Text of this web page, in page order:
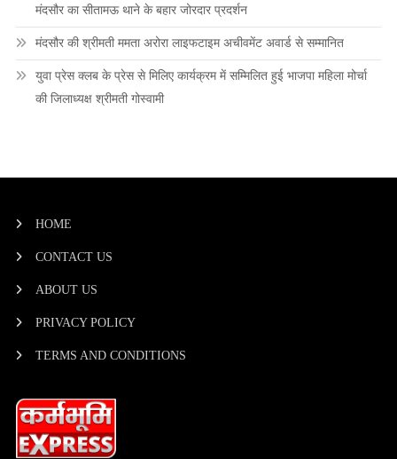
मंदसौर का सीतामऊ थाने के बहार जोरदार प्रदर्शन
मंदसौर की श्रीमती ममता अरोरा लाइफटाइम अचीवमेंट अवार्ड से सम्मानित
युवा प्रेस क्लब के प्रेस से मिलिए कार्यक्रम में सम्मिलित हुई भाजपा महिला मोर्चा
की जिलाध्यक्ष श्रीमती गोस्वामी
HOME
CONTACT US
ABOUT US
PRIVACY POLICY
TERMS AND CONDITIONS